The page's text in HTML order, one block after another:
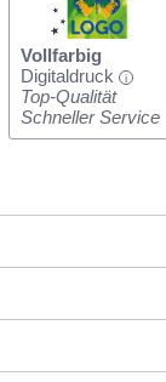
Vollfarbig
Digitaldruck
i
Top-Qualität
Schneller Service